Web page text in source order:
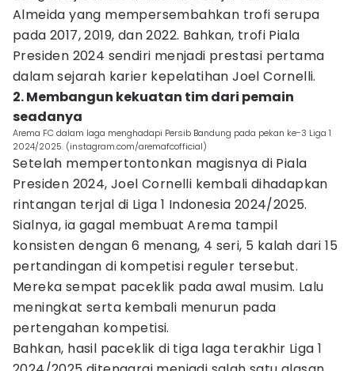
Almeida yang mempersembahkan trofi serupa
pada 2017, 2019, dan 2022. Bahkan, trofi Piala
Presiden 2024 sendiri menjadi prestasi pertama
dalam sejarah karier kepelatihan Joel Cornelli.
2. Membangun kekuatan tim dari pemain
seadanya
Arema FC dalam laga menghadapi Persib Bandung pada pekan ke-3 Liga 1
2024/2025. (instagram.com/aremafcofficial)
Setelah mempertontonkan magisnya di Piala
Presiden 2024, Joel Cornelli kembali dihadapkan
rintangan terjal di Liga 1 Indonesia 2024/2025.
Sialnya, ia gagal membuat Arema tampil
konsisten dengan 6 menang, 4 seri, 5 kalah dari 15
pertandingan di kompetisi reguler tersebut.
Mereka sempat paceklik pada awal musim. Lalu
meningkat serta kembali menurun pada
pertengahan kompetisi.
Bahkan, hasil paceklik di tiga laga terakhir Liga 1